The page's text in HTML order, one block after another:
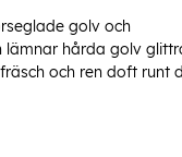
golv och
lämnar hårda golv
och ren doft runt